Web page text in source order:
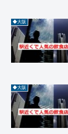
◆大阪
◆大阪